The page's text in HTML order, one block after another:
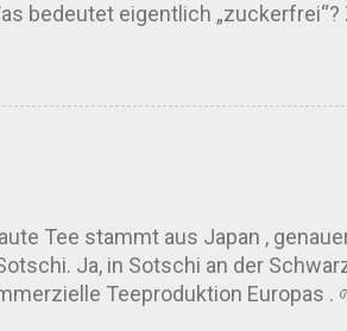
bedeutet eigentlich
zu machen. Kleine Warnung:
keine ...
Tee stammt aus Japan ,
Ja, in Sotschi an der
Teeproduktion Europas .